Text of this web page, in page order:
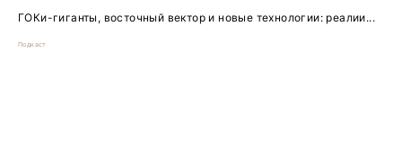
ГОКи-гиганты, восточный вектор и новые технологии: реалии...
Подкаст